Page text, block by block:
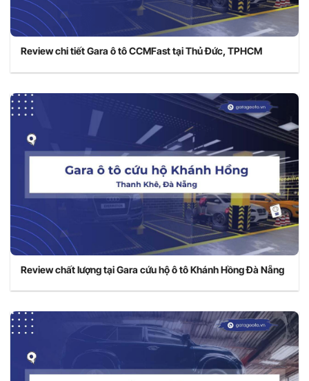
Review chi tiết Gara ô tô CCMFast tại Thủ Đức, TPHCM
Review chất lượng tại Gara cứu hộ ô tô Khánh Hồng Đà Nẵng